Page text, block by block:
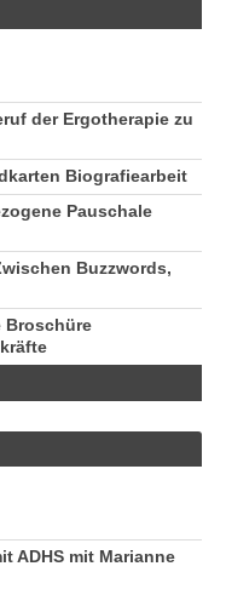
der Ergotherapie zu
Biografiearbeit
Pauschale
Buzzwords,
Broschüre
ADHS mit Marianne